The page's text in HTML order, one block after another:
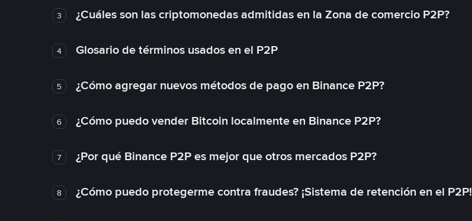
3 ¿Cuáles son las criptomonedas admitidas en la Zona de comercio P2P?
4 Glosario de términos usados en el P2P
5 ¿Cómo agregar nuevos métodos de pago en Binance P2P?
6 ¿Cómo puedo vender Bitcoin localmente en Binance P2P?
7 ¿Por qué Binance P2P es mejor que otros mercados P2P?
8 ¿Cómo puedo protegerme contra fraudes? ¡Sistema de retención en el P2P!